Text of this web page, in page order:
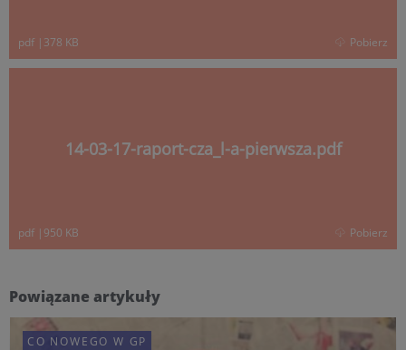
pdf | 378 KB Pobierz
14-03-17-raport-cza_l-a-pierwsza.pdf
pdf | 950 KB Pobierz
Powiązane artykuły
CO NOWEGO W GP